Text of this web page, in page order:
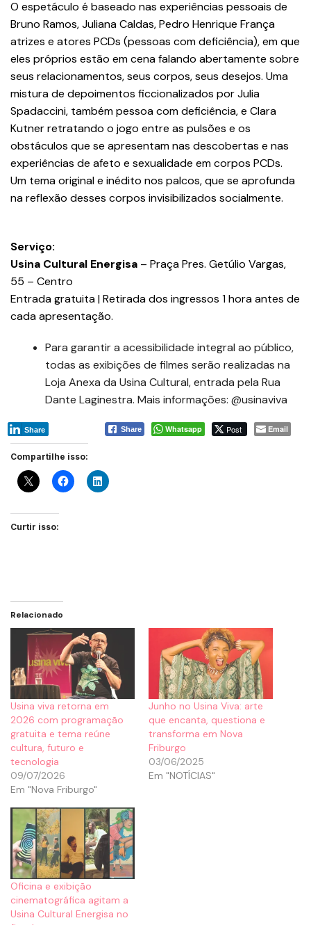
O espetáculo é baseado nas experiências pessoais de
Bruno Ramos, Juliana Caldas, Pedro Henrique França
atrizes e atores PCDs (pessoas com deficiência), em que
eles próprios estão em cena falando abertamente sobre
seus relacionamentos, seus corpos, seus desejos. Uma
mistura de depoimentos ficcionalizados por Julia
Spadaccini, também pessoa com deficiência, e Clara
Kutner retratando o jogo entre as pulsões e os
obstáculos que se apresentam nas descobertas e nas
experiências de afeto e sexualidade em corpos PCDs.
Um tema original e inédito nos palcos, que se aprofunda
na reflexão desses corpos invisibilizados socialmente.
Serviço:
Usina Cultural Energisa – Praça Pres. Getúlio Vargas,
55 – Centro
Entrada gratuita | Retirada dos ingressos 1 hora antes de
cada apresentação.
Para garantir a acessibilidade integral ao público,
todas as exibições de filmes serão realizadas na
Loja Anexa da Usina Cultural, entrada pela Rua
Dante Laginestra. Mais informações: @usinaviva
Share Whatsapp Post Email
Share
Compartilhe isso:
Curtir isso:
Relacionado
Usina viva retorna em
2026 com programação
gratuita e tema reúne
cultura, futuro e
tecnologia
09/07/2026
Em "Nova Friburgo"
Junho no Usina Viva: arte
que encanta, questiona e
transforma em Nova
Friburgo
03/06/2025
Em "NOTÍCIAS"
Oficina e exibição
cinematográfica agitam a
Usina Cultural Energisa no